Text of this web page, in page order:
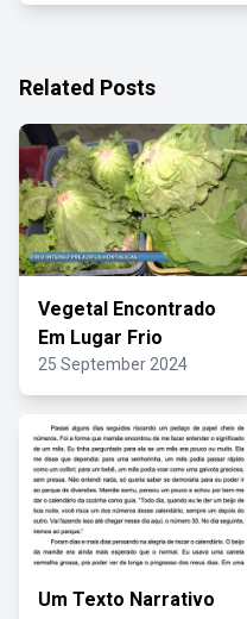
Related Posts
Vegetal Encontrado
Em Lugar Frio
25 September 2024
Um Texto Narrativo